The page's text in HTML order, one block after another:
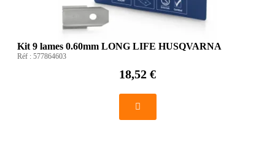
Kit 9 lames 0.60mm LONG LIFE HUSQVARNA
Réf : 577864603
18,52 €